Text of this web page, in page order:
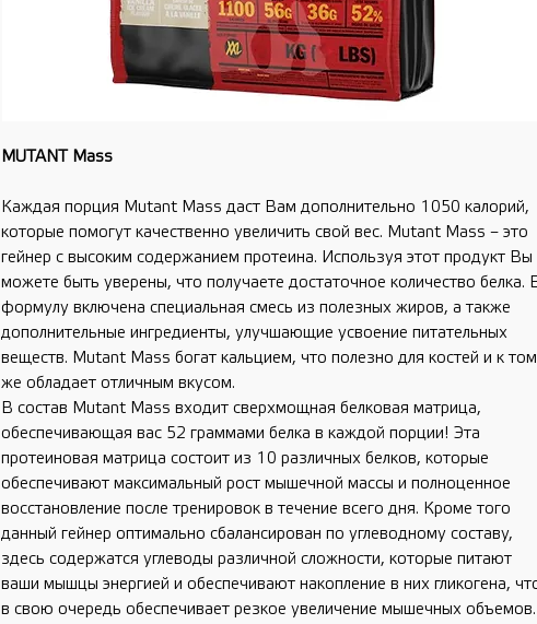
MUTANT Mass
Каждая порция Mutant Mass даст Вам дополнительно 1050 калорий,
которые помогут качественно увеличить свой вес. Mutant Mass – это
гейнер с высоким содержанием протеина. Используя этот продукт Вы
можете быть уверены, что получаете достаточное количество белка.
формулу включена специальная смесь из полезных жиров, а также
дополнительные ингредиенты, улучшающие усвоение питательных
веществ. Mutant Mass богат кальцием, что полезно для костей и к
же обладает отличным вкусом.
В состав Mutant Mass входит сверхмощная белковая матрица,
обеспечивающая вас 52 граммами белка в каждой порции! Эта
протеиновая матрица состоит из 10 различных белков, которые
обеспечивают максимальный рост мышечной массы и полноценное
восстановление после тренировок в течение всего дня. Кроме того
данный гейнер оптимально сбалансирован по углеводному составу,
здесь содержатся углеводы различной сложности, которые питают
ваши мышцы энергией и обеспечивают накопление в них гликогена,
в свою очередь обеспечивает резкое увеличение мышечных объемов.